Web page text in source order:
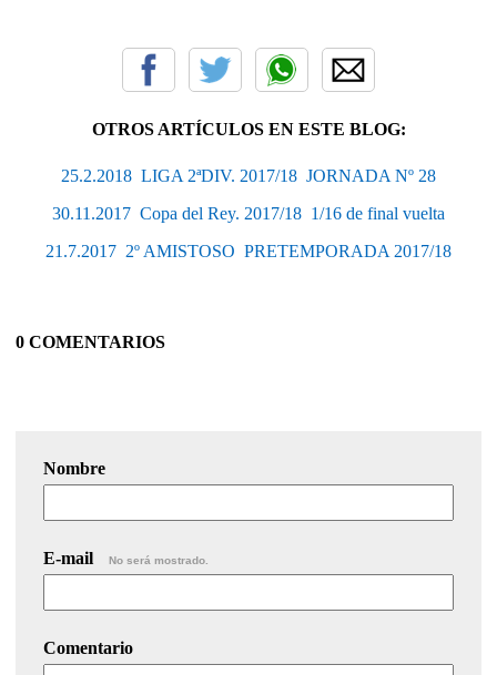
OTROS ARTÍCULOS EN ESTE BLOG:
25.2.2018  LIGA 2ªDIV. 2017/18  JORNADA Nº 28
30.11.2017  Copa del Rey. 2017/18  1/16 de final vuelta
21.7.2017  2º AMISTOSO  PRETEMPORADA 2017/18
0 COMENTARIOS
Nombre
E-mail No será mostrado.
Comentario